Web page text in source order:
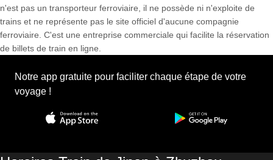
n'est pas un transporteur ferroviaire, il ne possède ni n'exploite de
trains et ne représente pas le site officiel d'aucune compagnie
ferroviaire. C'est une entreprise commerciale qui facilite la réservation
de billets de train en ligne.
Notre app gratuite pour faciliter chaque étape de votre
voyage !